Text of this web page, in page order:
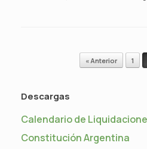
Navegador de artículos
« Anterior 1
Descargas
Calendario de
Constitución Argentina